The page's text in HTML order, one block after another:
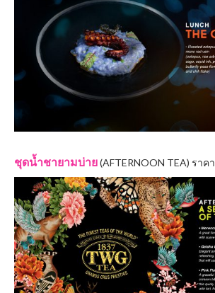
ชุดน้ำชายามบ่าย(AFTERNOON TEA) ราคา